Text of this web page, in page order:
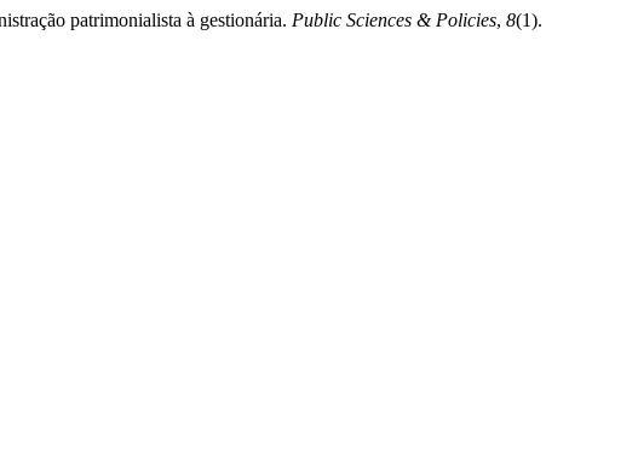
patrimonialista à gestionária. Public Sciences & Policies, 8(1).